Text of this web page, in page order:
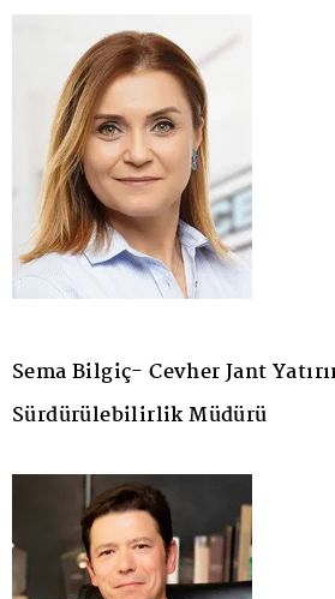
Sema Bilgiç- Cevher Jant
Sürdürülebilirlik Müdürü